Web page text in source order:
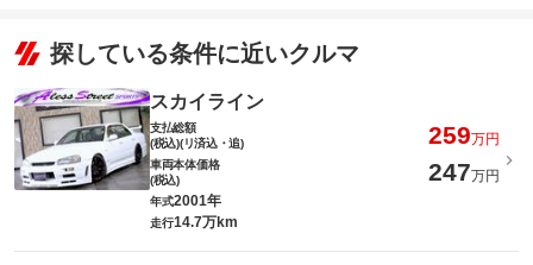
探している条件に近いクルマ
スカイライン
支払総額
(税込)(リ済込・追)
259万円
車両本体価格
(税込)
247万円
年式2001年
走行14.7万km